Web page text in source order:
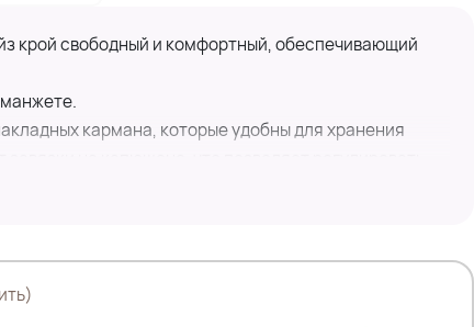
крой свободный и комфортный, обеспечивающий
кармана, которые удобны для хранения
завязки на капюшоне, что позволяет регулировать